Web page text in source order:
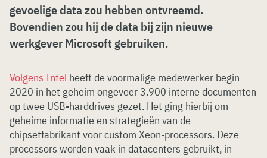
gevoelige data zou hebben ontvreemd.
Bovendien zou hij de data bij zijn nieuwe
werkgever Microsoft gebruiken.
Volgens Intel heeft de voormalige medewerker begin
2020 in het geheim ongeveer 3.900 interne documenten
op twee USB-harddrives gezet. Het ging hierbij om
geheime informatie en strategieën van de
chipsetfabrikant voor custom Xeon-processors. Deze
processors worden vaak in datacenters gebruikt, in